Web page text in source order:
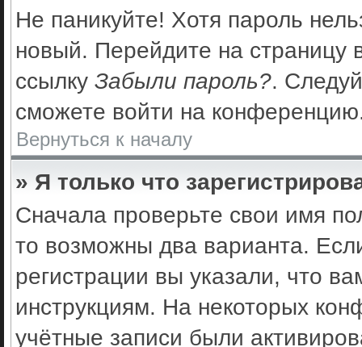
Не паникуйте! Хотя пароль
новый. Перейдите на
ссылку Забыли пароль?.
сможете войти на
Вернуться к началу
» Я только что
Сначала проверьте свои имя
то возможны два варианта.
регистрации вы указали, что
инструкциям. На некоторых
учётные записи были